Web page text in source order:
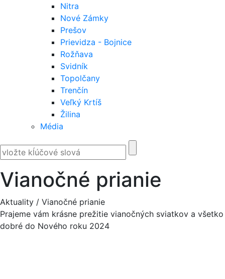
Nitra
Nové Zámky
Prešov
Prievidza - Bojnice
Rožňava
Svidník
Topolčany
Trenčín
Veľký Krtíš
Žilina
Média
Vianočné prianie
Aktuality / Vianočné prianie
Prajeme vám krásne prežitie vianočných sviatkov a všetko
dobré do Nového roku 2024